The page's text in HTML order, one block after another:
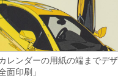
レンダーの用紙の端までデ
面印刷」